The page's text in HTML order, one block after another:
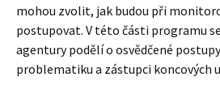
mohou zvolit, jak budou při
postupovat. V této části programu
agentury podělí o osvědčené
problematiku a zástupci koncových